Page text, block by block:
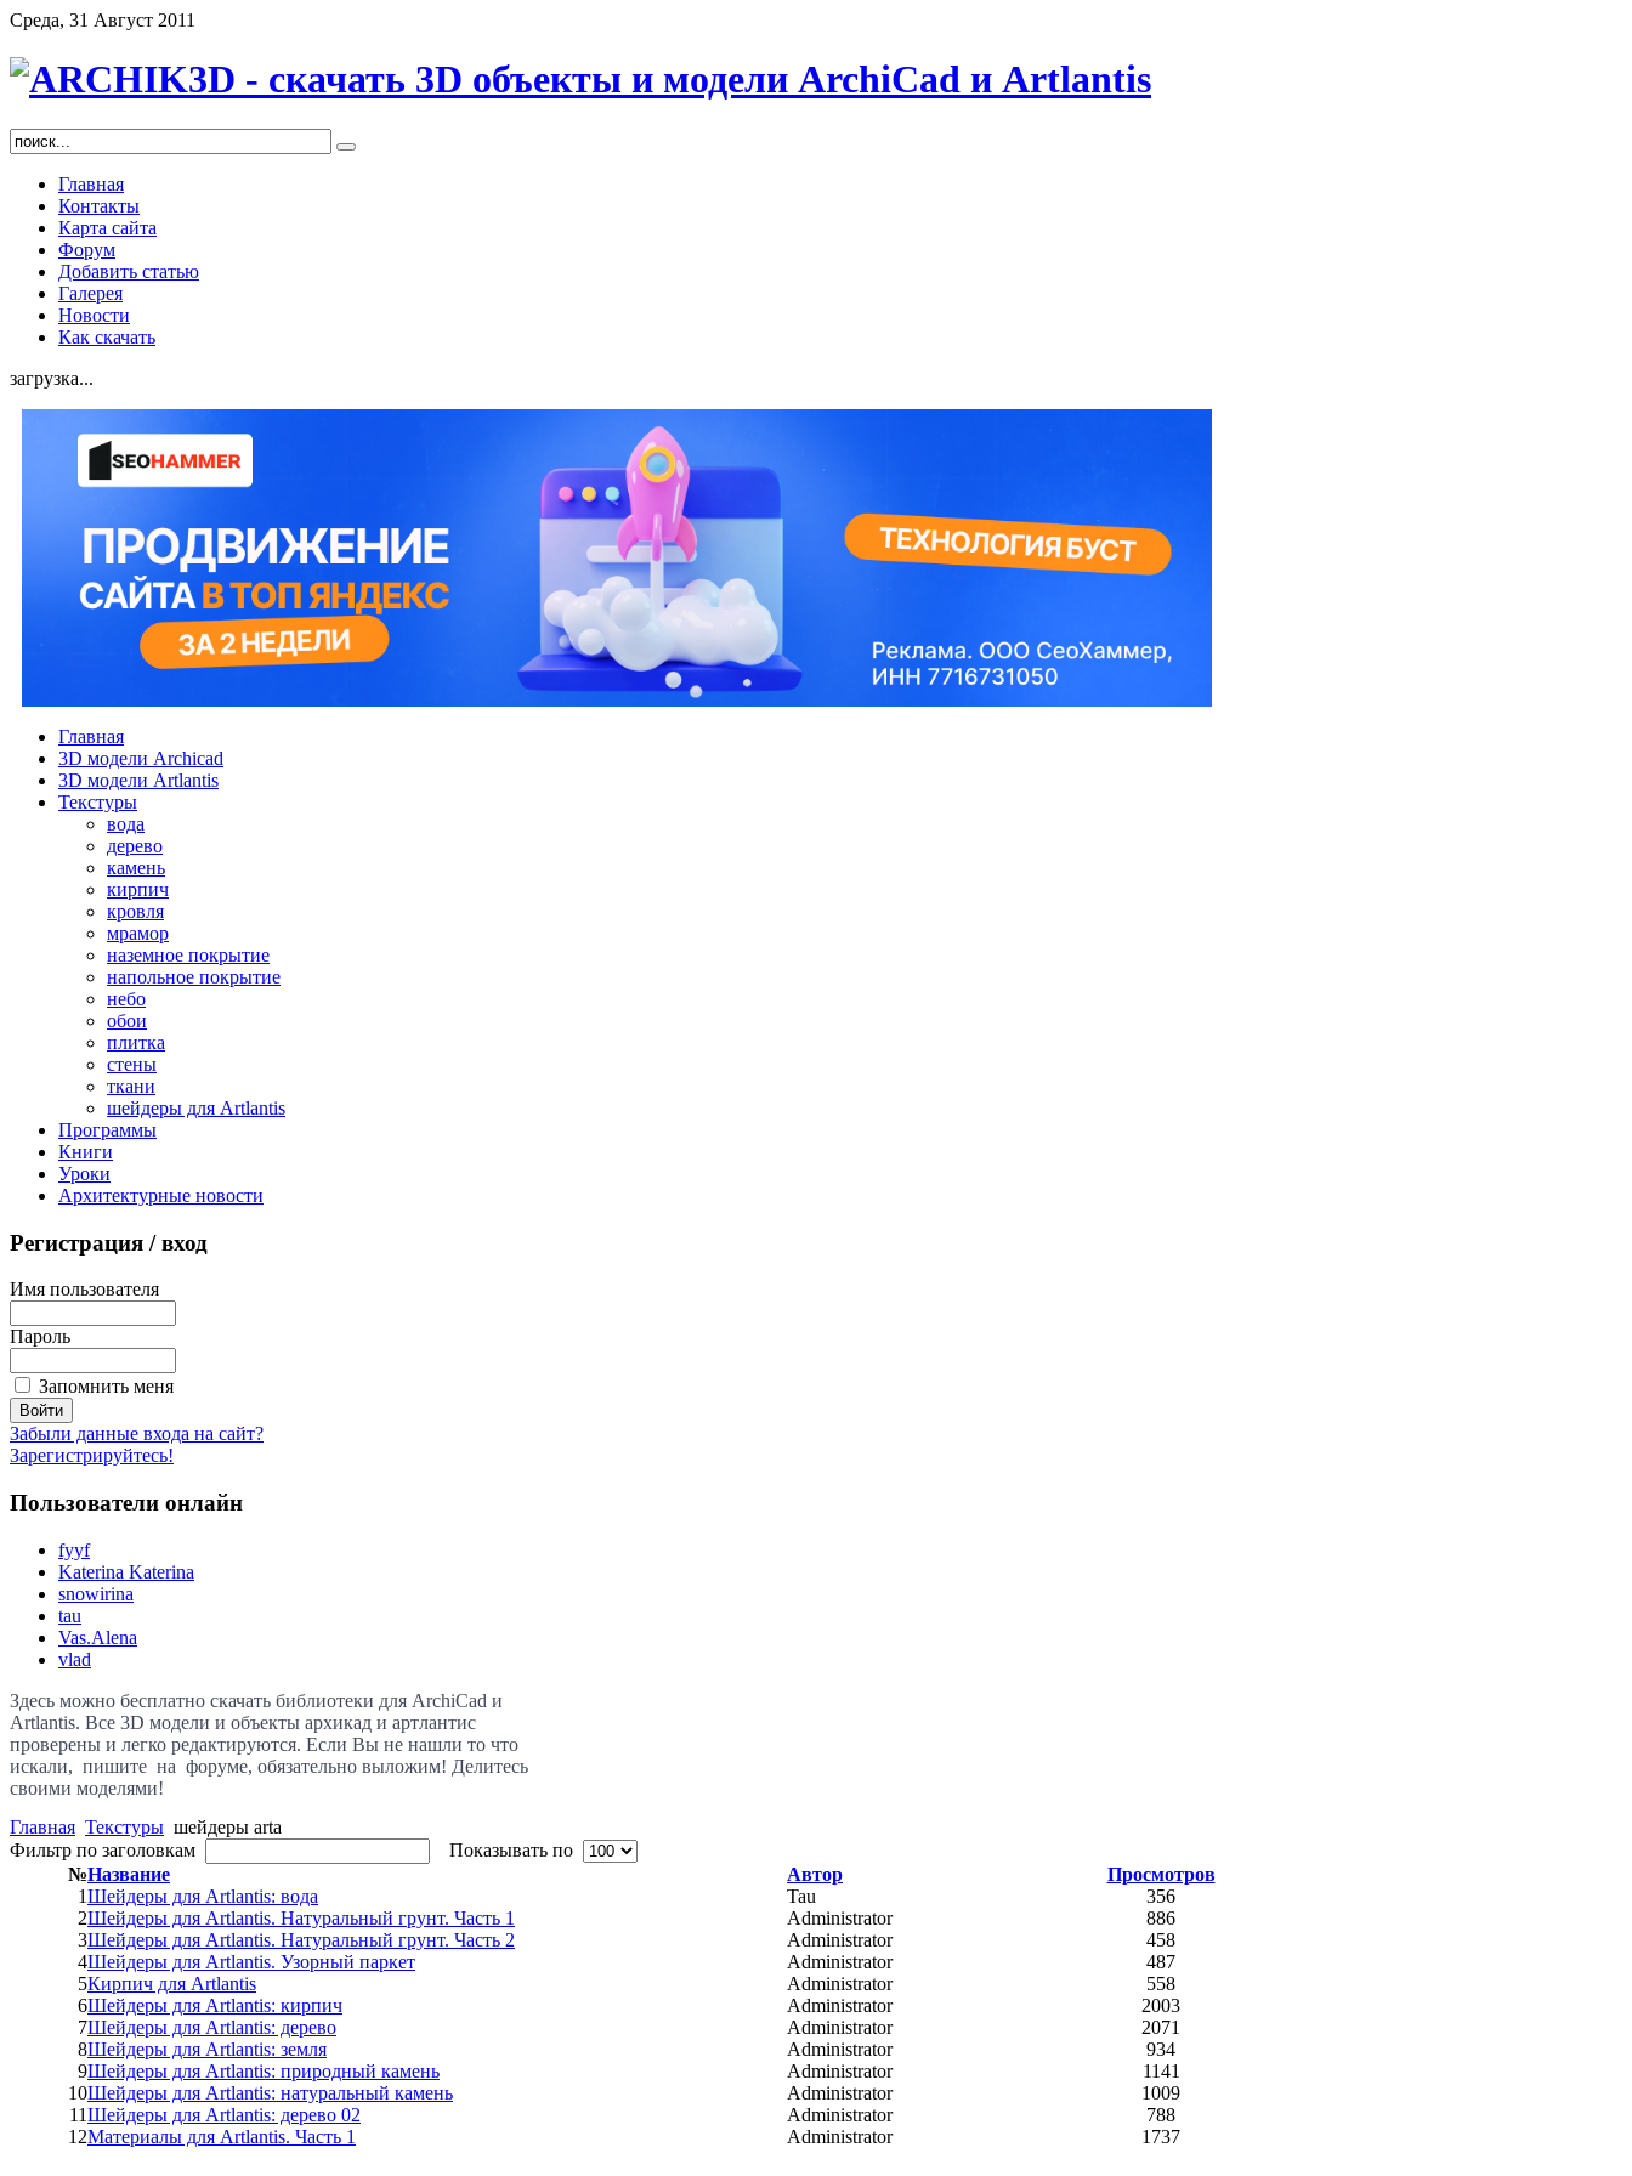
Среда, 31 Август 2011
Главная
Контакты
Карта сайта
Форум
Добавить статью
Галерея
Новости
Как скачать
загрузка...
Главная
3D модели Archicad
3D модели Artlantis
Текстуры
вода
дерево
камень
кирпич
кровля
мрамор
наземное покрытие
напольное покрытие
небо
обои
плитка
стены
ткани
шейдеры для Artlantis
Программы
Книги
Уроки
Архитектурные новости
Регистрация / вход
Имя пользователя
Пароль
Запомнить меня
Забыли данные входа на сайт?
Зарегистрируйтесь!
Пользователи онлайн
fyyf
Katerina Katerina
snowirina
tau
Vas.Alena
vlad
Здесь можно бесплатно скачать библиотеки для ArchiCad и
Artlantis. Все 3D модели и объекты архикад и артлантис
проверены и легко редактируются. Если Вы не нашли то что
искали, пишите на форуме, обязательно выложим! Делитесь
своими моделями!
Главная Текстуры шейдеры arta
Фильтр по заголовкам
Показывать по
№Название Автор
Просмотров
1Шейдеры для Artlantis: вода Tau
356
2Шейдеры для Artlantis. Натуральный грунт. Часть 1 Administrator
886
3Шейдеры для Artlantis. Натуральный грунт. Часть 2 Administrator
458
4Шейдеры для Artlantis. Узорный паркет Administrator
487
5Кирпич для Artlantis Administrator
558
6Шейдеры для Artlantis: кирпич Administrator
2003
7Шейдеры для Artlantis: дерево Administrator
2071
8Шейдеры для Artlantis: земля Administrator
934
9Шейдеры для Artlantis: природный камень Administrator
1141
10Шейдеры для Artlantis: натуральный камень Administrator
1009
11Шейдеры для Artlantis: дерево 02 Administrator
788
12Материалы для Artlantis. Часть 1 Administrator
1737